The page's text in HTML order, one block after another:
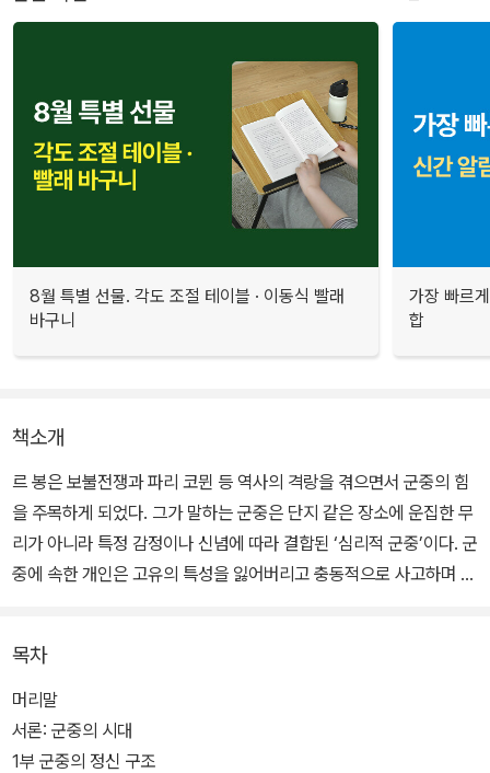
8월 특별 선물. 각도 조절 테이블 · 이동식 빨래
바구니
가장 빠르
합
책소개
르 봉은 보불전쟁과 파리 코뮌 등 역사의 격랑을 겪으면서 군중의 힘
을 주목하게 되었다. 그가 말하는 군중은 단지 같은 장소에 운집한 무
리가 아니라 특정 감정이나 신념에 따라 결합된 ‘심리적 군중’이다. 군
중에 속한 개인은 고유의 특성을 잃어버리고 충동적으로 사고하며 본
메타버스 시대가 도래하면서 『군중심리』의 가치가 재조명되고 있다.
르 봉이 말한 ‘심리적 군중’의 영향력이 점점 커지고 있기 때문이다.
이 책은 지금껏 이해하기 어려웠던 팬덤 정치, 온라인 여론 형성 과정,
목차
머리말
서론: 군중의 시대
1부 군중의 정신 구조